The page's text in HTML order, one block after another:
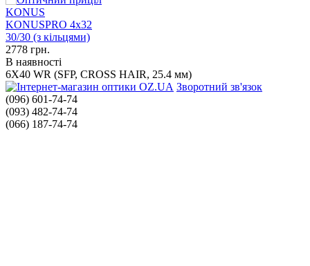
2778 грн.
В наявності
6X40 WR (SFP, CROSS HAIR, 25.4 мм)
Зворотний зв'язок
(096) 601-74-74
(093) 482-74-74
(066) 187-74-74